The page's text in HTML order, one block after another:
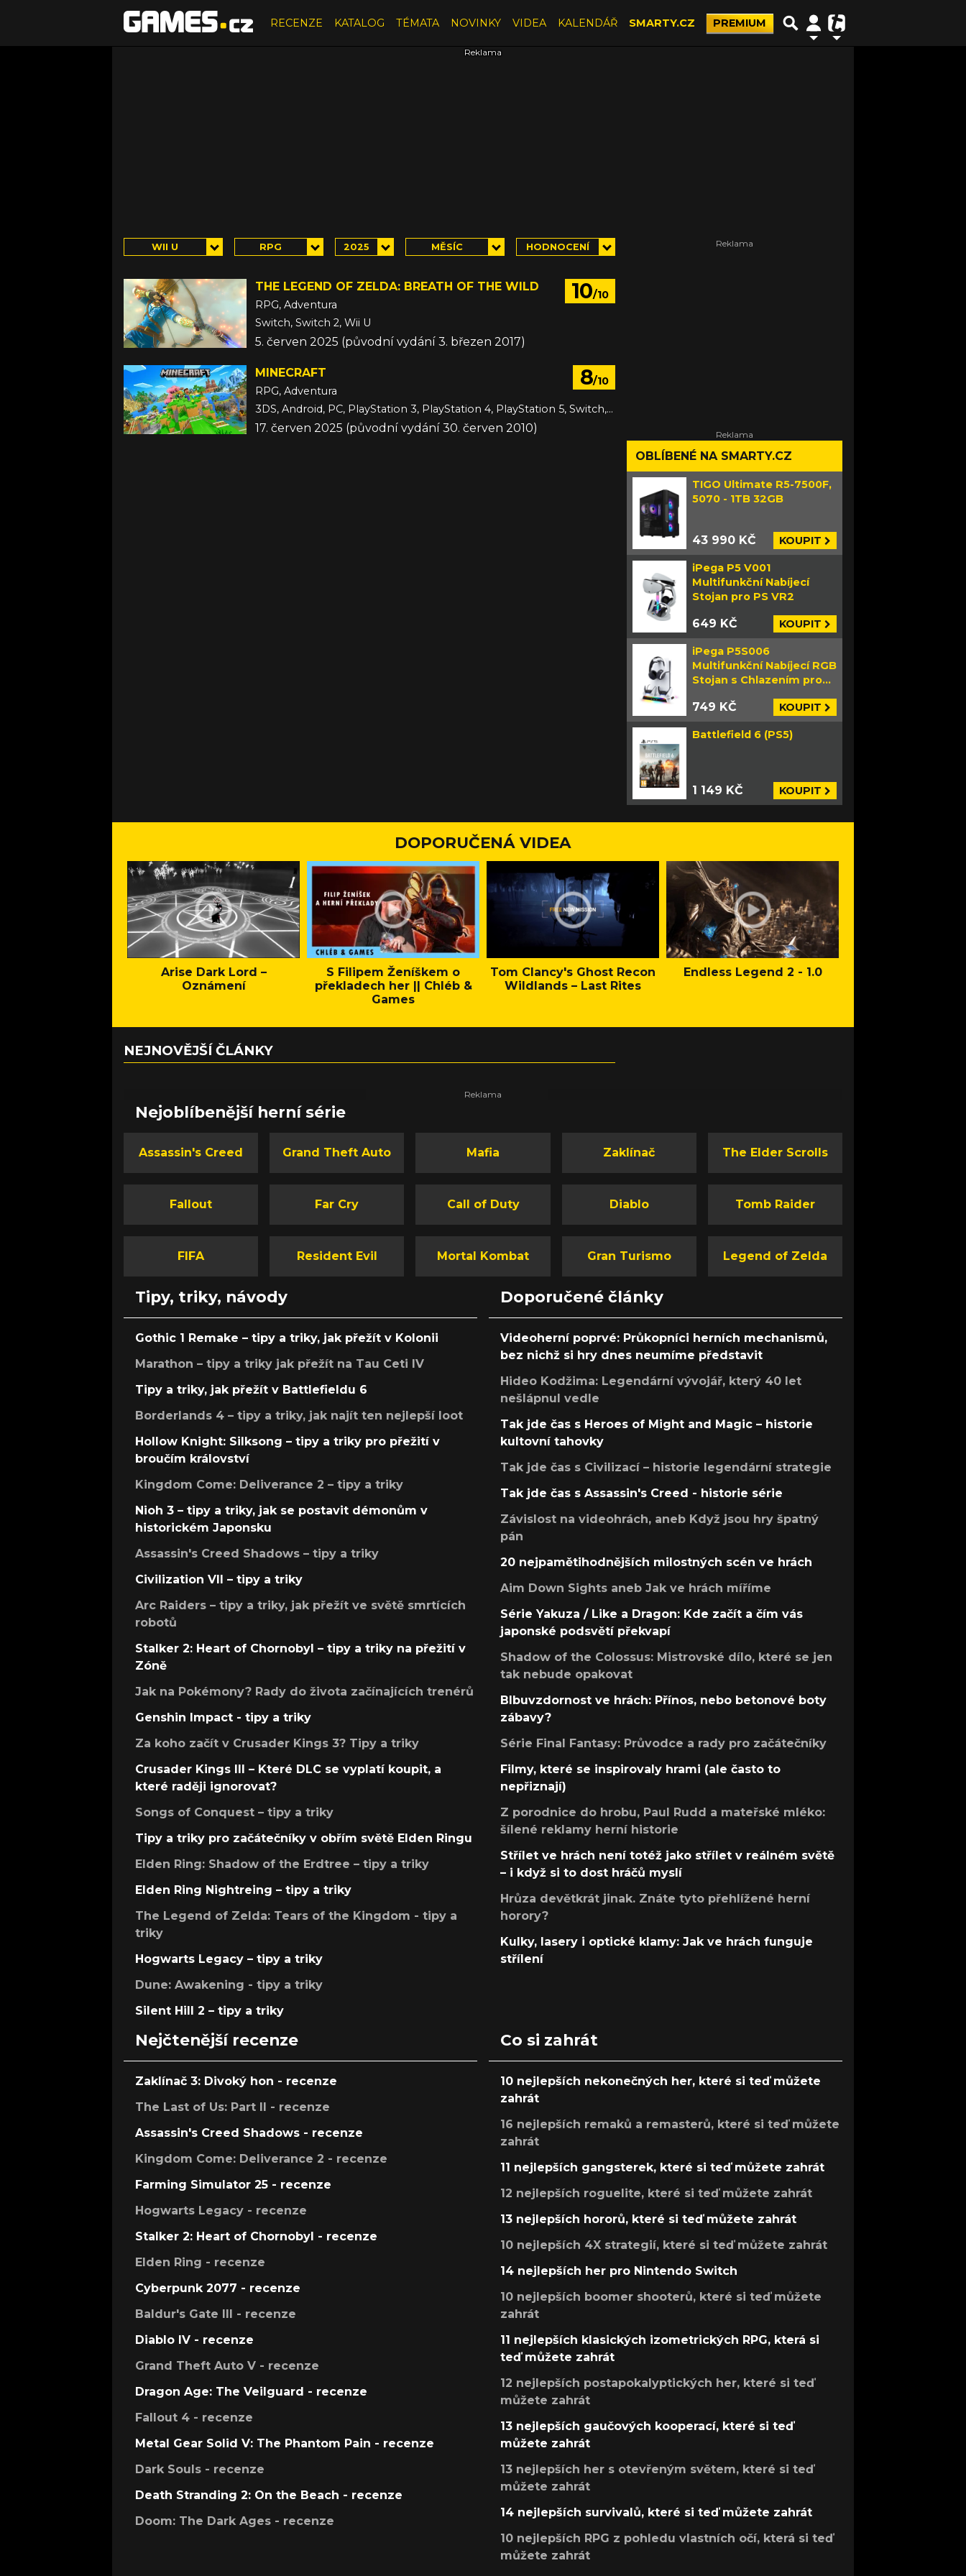
RECENZE KATALOG TÉMATA NOVINKY VIDEA KALENDÁŘ SMARTY.CZ PREMIUM
WII U RPG 2025 MĚSÍC HODNOCENÍ
10/10
THE LEGEND OF ZELDA: BREATH OF THE WILD
RPG, Adventura
Switch, Switch 2, Wii U
5. červen 2025 (původní vydání 3. březen 2017)
8/10
MINECRAFT
RPG, Adventura
3DS, Android, PC, PlayStation 3, PlayStation 4, PlayStation 5, Switch, Switch 2, VITA, Wii U, Xbox 360, Xbox One, Xbox Series, iOS
17. červen 2025 (původní vydání 30. červen 2010)
OBLÍBENÉ NA SMARTY.CZ
TIGO Ultimate R5-7500F,
5070 - 1TB 32GB
43 990 KČ KOUPIT
iPega P5 V001
Multifunkční Nabíjecí
Stojan pro PS VR2
649 KČ KOUPIT
iPega P5S006
Multifunkční Nabíjecí RGB
Stojan s Chlazením pro
749 KČ KOUPIT
Battlefield 6 (PS5)
1 149 KČ KOUPIT
DOPORUČENÁ VIDEA
Arise Dark Lord –
Oznámení
S Filipem Ženíškem o
překladech her || Chléb &
Games
Tom Clancy's Ghost Recon
Wildlands – Last Rites
Endless Legend 2 - 1.0
NEJNOVĚJŠÍ ČLÁNKY
Nejoblíbenější herní série
Assassin's Creed Grand Theft Auto Mafia Zaklínač The Elder Scrolls
Fallout Far Cry Call of Duty Diablo Tomb Raider
FIFA Resident Evil Mortal Kombat Gran Turismo Legend of Zelda
Tipy, triky, návody
Gothic 1 Remake – tipy a triky, jak přežít v Kolonii
Marathon – tipy a triky jak přežít na Tau Ceti IV
Tipy a triky, jak přežít v Battlefieldu 6
Borderlands 4 – tipy a triky, jak najít ten nejlepší loot
Hollow Knight: Silksong – tipy a triky pro přežití v
broučím království
Kingdom Come: Deliverance 2 – tipy a triky
Nioh 3 – tipy a triky, jak se postavit démonům v
historickém Japonsku
Assassin's Creed Shadows – tipy a triky
Civilization VII – tipy a triky
Arc Raiders – tipy a triky, jak přežít ve světě smrtících
robotů
Stalker 2: Heart of Chornobyl – tipy a triky na přežití v
Zóně
Jak na Pokémony? Rady do života začínajících trenérů
Genshin Impact - tipy a triky
Za koho začít v Crusader Kings 3? Tipy a triky
Crusader Kings III – Které DLC se vyplatí koupit, a
které raději ignorovat?
Songs of Conquest – tipy a triky
Tipy a triky pro začátečníky v obřím světě Elden Ringu
Elden Ring: Shadow of the Erdtree – tipy a triky
Elden Ring Nightreing – tipy a triky
The Legend of Zelda: Tears of the Kingdom - tipy a
triky
Hogwarts Legacy – tipy a triky
Dune: Awakening - tipy a triky
Silent Hill 2 – tipy a triky
Doporučené články
Videoherní poprvé: Průkopníci herních mechanismů,
bez nichž si hry dnes neumíme představit
Hideo Kodžima: Legendární vývojář, který 40 let
nešlápnul vedle
Tak jde čas s Heroes of Might and Magic – historie
kultovní tahovky
Tak jde čas s Civilizací – historie legendární strategie
Tak jde čas s Assassin's Creed - historie série
Závislost na videohrách, aneb Když jsou hry špatný
pán
20 nejpamětihodnějších milostných scén ve hrách
Aim Down Sights aneb Jak ve hrách míříme
Série Yakuza / Like a Dragon: Kde začít a čím vás
japonské podsvětí překvapí
Shadow of the Colossus: Mistrovské dílo, které se jen
tak nebude opakovat
Blbuvzdornost ve hrách: Přínos, nebo betonové boty
zábavy?
Série Final Fantasy: Průvodce a rady pro začátečníky
Filmy, které se inspirovaly hrami (ale často to
nepřiznají)
Z porodnice do hrobu, Paul Rudd a mateřské mléko:
šílené reklamy herní historie
Střílet ve hrách není totéž jako střílet v reálném světě
– i když si to dost hráčů myslí
Hrůza devětkrát jinak. Znáte tyto přehlížené herní
horory?
Kulky, lasery i optické klamy: Jak ve hrách funguje
střílení
Nejčtenější recenze
Zaklínač 3: Divoký hon - recenze
The Last of Us: Part II - recenze
Assassin's Creed Shadows - recenze
Kingdom Come: Deliverance 2 - recenze
Farming Simulator 25 - recenze
Hogwarts Legacy - recenze
Stalker 2: Heart of Chornobyl - recenze
Elden Ring - recenze
Cyberpunk 2077 - recenze
Baldur's Gate III - recenze
Diablo IV - recenze
Grand Theft Auto V - recenze
Dragon Age: The Veilguard - recenze
Fallout 4 - recenze
Metal Gear Solid V: The Phantom Pain - recenze
Dark Souls - recenze
Death Stranding 2: On the Beach - recenze
Doom: The Dark Ages - recenze
Co si zahrát
10 nejlepších nekonečných her, které si teď můžete
zahrát
16 nejlepších remaků a remasterů, které si teď můžete
zahrát
11 nejlepších gangsterek, které si teď můžete zahrát
12 nejlepších roguelite, které si teď můžete zahrát
13 nejlepších hororů, které si teď můžete zahrát
10 nejlepších 4X strategií, které si teď můžete zahrát
14 nejlepších her pro Nintendo Switch
10 nejlepších boomer shooterů, které si teď můžete
zahrát
11 nejlepších klasických izometrických RPG, která si
teď můžete zahrát
12 nejlepších postapokalyptických her, které si teď
můžete zahrát
13 nejlepších gaučových kooperací, které si teď
můžete zahrát
13 nejlepších her s otevřeným světem, které si teď
můžete zahrát
14 nejlepších survivalů, které si teď můžete zahrát
10 nejlepších RPG z pohledu vlastních očí, která si teď
můžete zahrát